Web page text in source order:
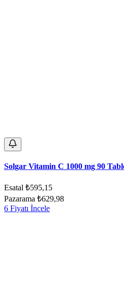
Solgar Vitamin C 1000 mg 90
Esatal ₺595,15
Pazarama ₺629,98
6 Fiyatı İncele